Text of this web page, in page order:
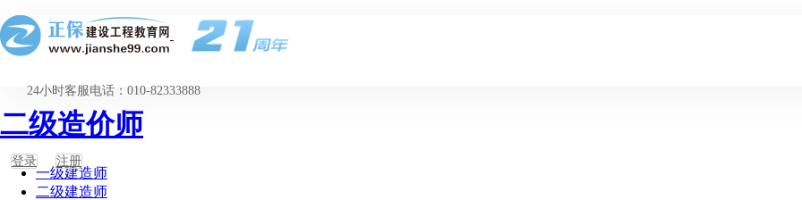
24小时客服电话：010-82333888
登录 注册
二级造价师
一级建造师
二级建造师